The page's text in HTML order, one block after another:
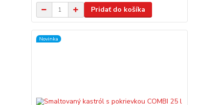
Pridať do košíka
Novinka